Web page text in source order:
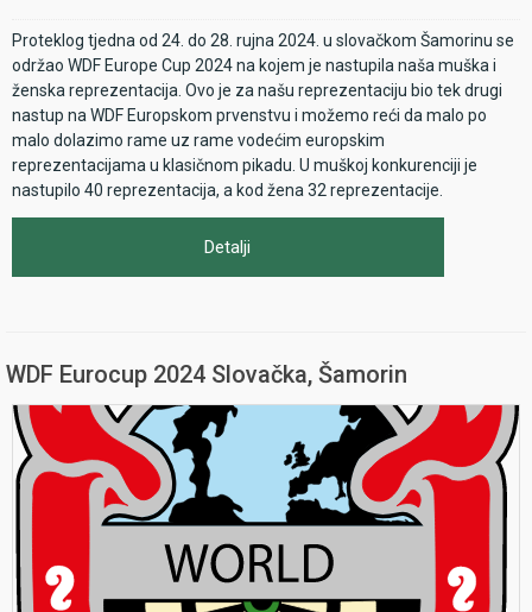
Proteklog tjedna od 24. do 28. rujna 2024. u slovačkom Šamorinu se
održao WDF Europe Cup 2024 na kojem je nastupila naša muška i
ženska reprezentacija. Ovo je za našu reprezentaciju bio tek drugi
nastup na WDF Europskom prvenstvu i možemo reći da malo po
malo dolazimo rame uz rame vodećim europskim
reprezentacijama u klasičnom pikadu. U muškoj konkurenciji je
nastupilo 40 reprezentacija, a kod žena 32 reprezentacije.
Detalji
WDF Eurocup 2024 Slovačka, Šamorin